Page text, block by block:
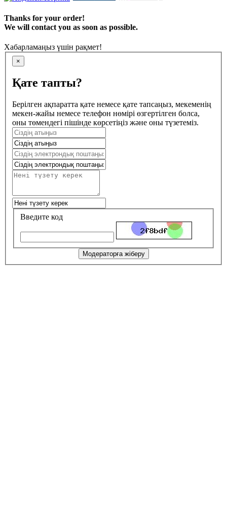
Thanks for your order!
We will contact you as soon as possible.
Хабарламаңыз үшін рақмет!
×
Қате тапты?
Берілген ақпаратта қате немесе қате тапсаңыз, мекеменің
мекен-жайы немесе телефон нөмірі өзгертілген болса,
оны төмендегі пішінде көрсетіңіз және оны түзетеміз.
Введите код
Модераторға жіберу